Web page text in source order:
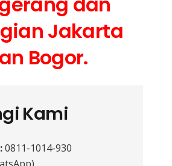
Jakarta
Bogor.
Kami
0811-1014-930